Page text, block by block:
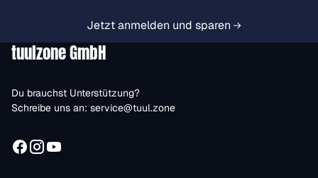
Jetzt anmelden und sparen
tuulzone GmbH
Du brauchst Unterstützung?
Schreibe uns an: service@tuul.zone